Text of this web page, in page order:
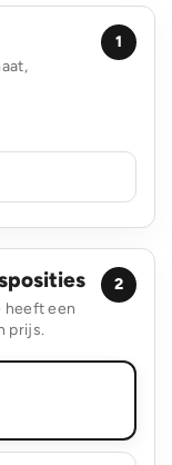
1
heeft een
prijs.
2